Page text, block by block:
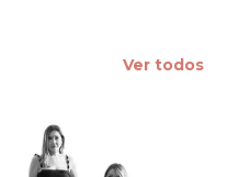
Ver todos